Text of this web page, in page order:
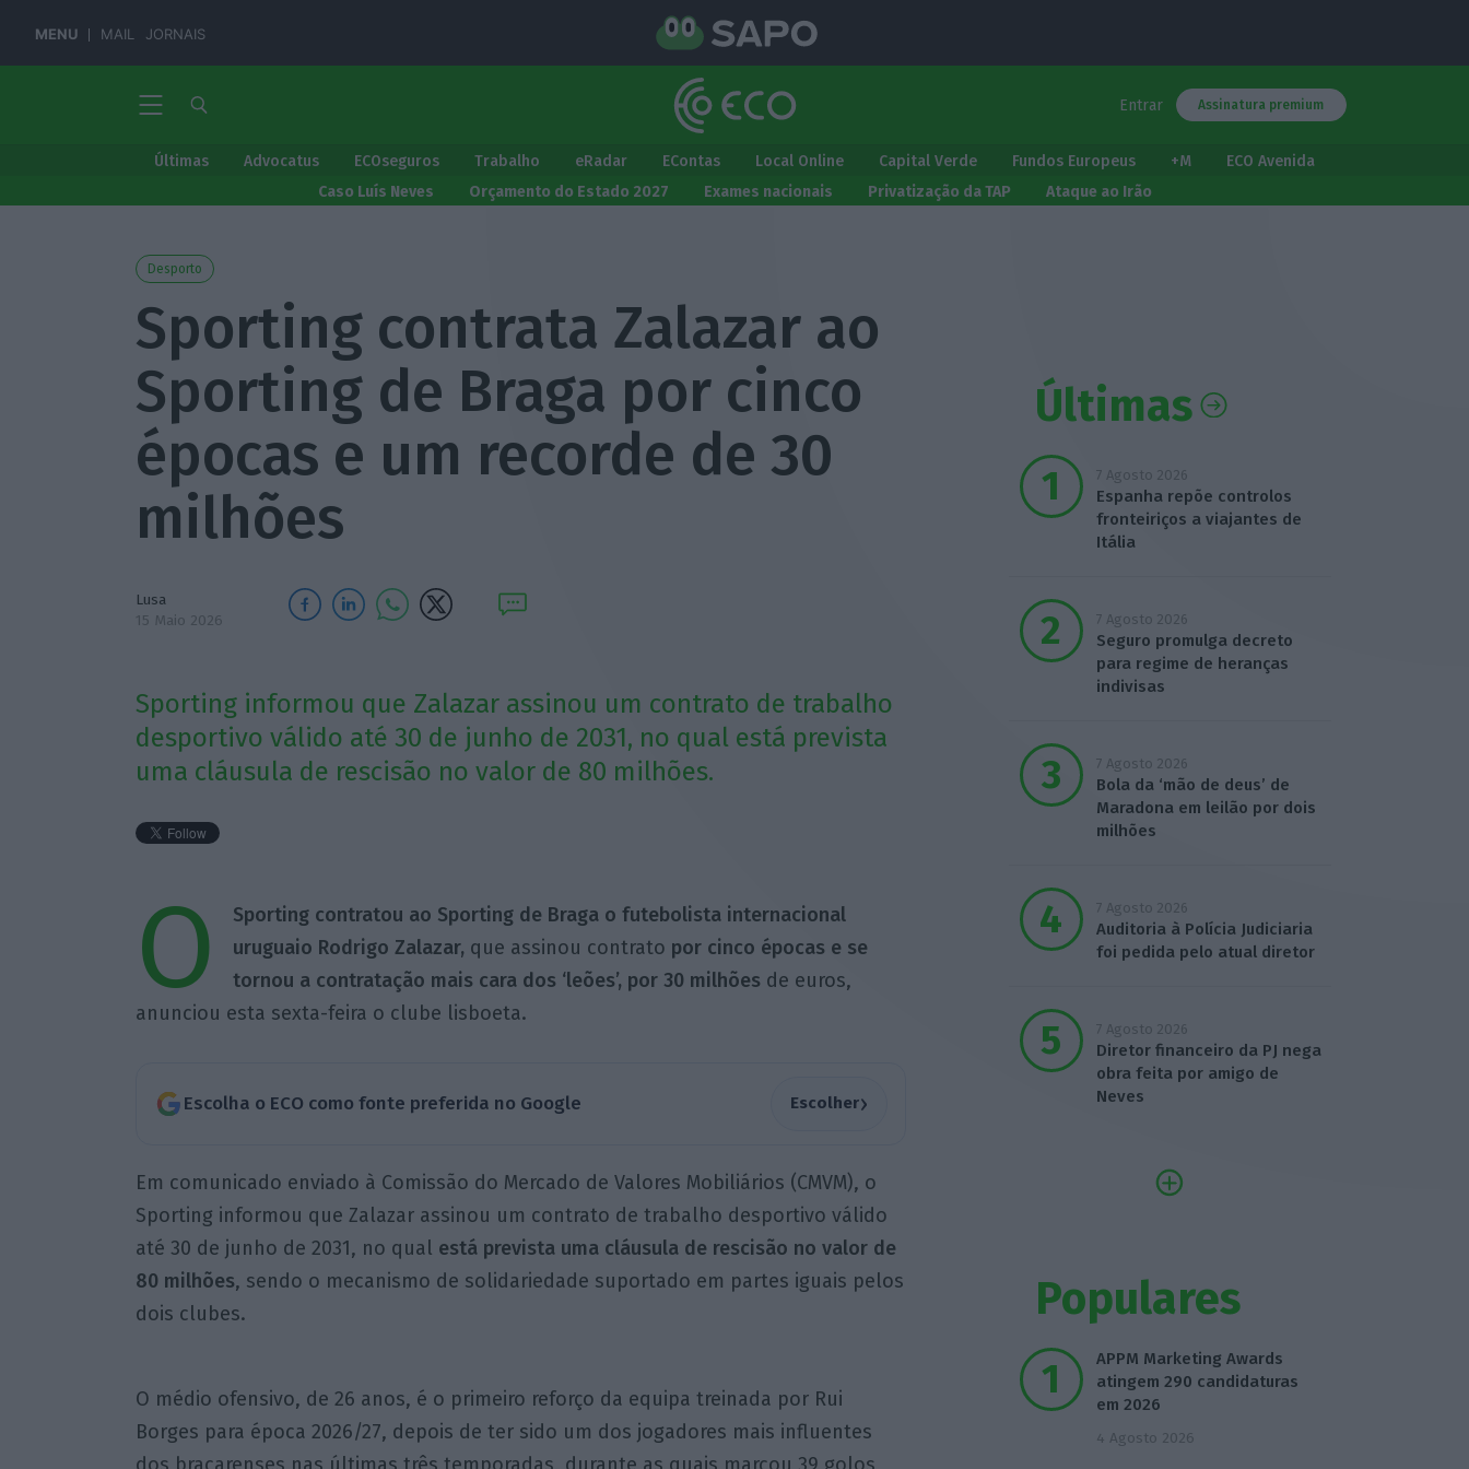
MENU MAIL JORNAIS
Entrar Assinatura premium
Últimas Advocatus ECOseguros Trabalho eRadar EContas Local Online Capital Verde Fundos Europeus +M
ECO Avenida
Caso Luís Neves
Orçamento do Estado 2027 Exames nacionais Privatização da TAP Ataque ao Irão
Desporto
Sporting contrata Zalazar ao
Sporting de Braga por cinco
épocas e um recorde de 30
milhões
Lusa
15 Maio 2026
Sporting informou que Zalazar assinou um contrato de trabalho
desportivo válido até 30 de junho de 2031, no qual está prevista
uma cláusula de rescisão no valor de 80 milhões.
O
Sporting contratou ao Sporting de Braga o futebolista internacional
uruguaio Rodrigo Zalazar, que assinou contrato por cinco épocas e se
tornou a contratação mais cara dos ‘leões’, por 30 milhões de euros,
anunciou esta sexta-feira o clube lisboeta.
Escolha o ECO como fonte preferida no Google Escolher›
Em comunicado enviado à Comissão do Mercado de Valores Mobiliários (CMVM), o
Sporting informou que Zalazar assinou um contrato de trabalho desportivo válido
até 30 de junho de 2031, no qual está prevista uma cláusula de rescisão no valor de
80 milhões, sendo o mecanismo de solidariedade suportado em partes iguais pelos
dois clubes.
O médio ofensivo, de 26 anos, é o primeiro reforço da equipa treinada por Rui
Borges para época 2026/27, depois de ter sido um dos jogadores mais influentes
Últimas
7 Agosto 2026
Espanha repõe controlos
fronteiriços a viajantes de
Itália
7 Agosto 2026
Seguro promulga decreto
para regime de heranças
indivisas
7 Agosto 2026
Bola da ‘mão de deus’ de
Maradona em leilão por dois
milhões
7 Agosto 2026
Auditoria à Polícia Judiciaria
foi pedida pelo atual diretor
7 Agosto 2026
Diretor financeiro da PJ nega
obra feita por amigo de
Neves
Populares
APPM Marketing Awards
atingem 290 candidaturas
em 2026
4 Agosto 2026